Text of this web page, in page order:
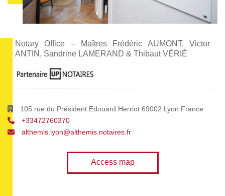
Notary Office – Maîtres Frédéric AUMONT, Victor
ANTIN, Sandrine LAMERAND & Thibaut VÉRIÉ
105 rue du Président Edouard Herriot 69002 Lyon France
+33472760370
althemis.lyon@althemis.notaires.fr
Access map